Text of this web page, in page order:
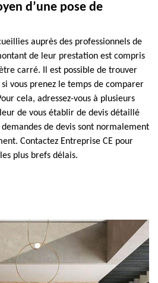
d’une pose de
auprès des professionnels de
de leur prestation est compris
carré. Il est possible de trouver
vous prenez le temps de comparer
cela, adressez-vous à plusieurs
de vous établir de devis détaillé
de devis sont normalement
Contactez Entreprise CE pour
plus brefs délais.